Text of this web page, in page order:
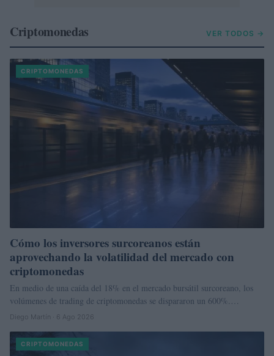
Criptomonedas VER TODOS →
CRIPTOMONEDAS
Cómo los inversores surcoreanos están
aprovechando la volatilidad del mercado con
criptomonedas
En medio de una caída del 18% en el mercado bursátil surcoreano, los
volúmenes de trading de criptomonedas se dispararon un 600%.…
Diego Martín · 6 Ago 2026
CRIPTOMONEDAS